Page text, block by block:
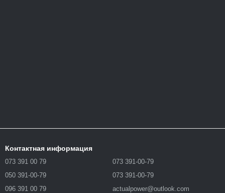
Контактная информация
073 391 00 79
050 391-00-79
096 391 00 79
073 391-00-79
073 391-00-79
actualpower@outlook.com